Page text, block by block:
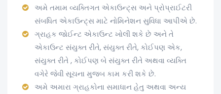
અમે તમામ વ્યક્તિગત એકાઉન્ટ્સ અને પ્રોપ્રાઈટરી
સંબધિત એકાઉન્ટ્સ માટે નોમિનેશન સુવિધા આપીએ છે.
ગ્રાહક જોઈન્ટ એકાઉન્ટ ખોલી શકે છે અને તે
એકાઉન્ટ સંયુક્ત રીતે, સંયુક્ત રીતે, કોઈપણ એક,
સંયુક્ત રીતે , કોઈપણ બે સંયુક્ત રીતે અથવા વ્યક્તિ
વગેરે જેવી સૂચના મુજબ કામ કરી શકે છે.
અમે અમારા ગ્રાહકોના સમાધાન હેતુ અથવા અન્ય